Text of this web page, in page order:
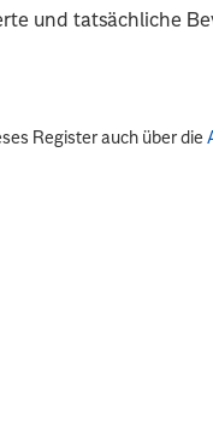
und tatsächliche
Register auch über die